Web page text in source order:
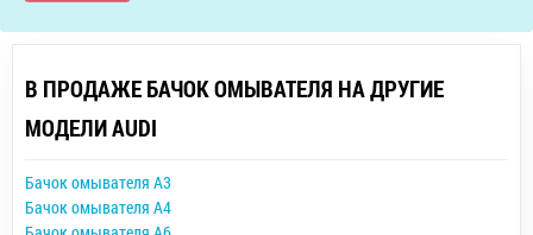
В ПРОДАЖЕ БАЧОК ОМЫВАТЕЛЯ НА ДРУГИЕ
МОДЕЛИ AUDI
Бачок омывателя A3
Бачок омывателя A4